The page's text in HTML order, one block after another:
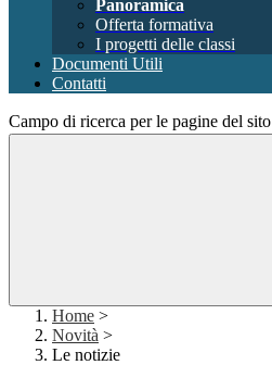
Panoramica
Offerta formativa
I progetti delle classi
Documenti Utili
Contatti
Campo di ricerca per le pagine del sito
Home >
Novità >
Le notizie